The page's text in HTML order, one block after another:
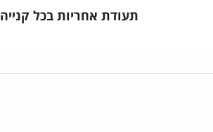
תעודת אחריות בכל קנייה